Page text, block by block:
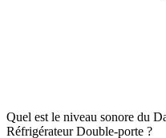
Quel est le niveau sonore du
Réfrigérateur Double-porte ?